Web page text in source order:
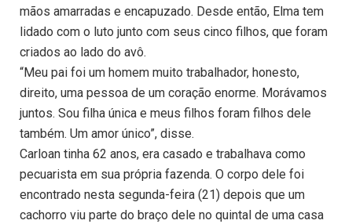
mãos amarradas e encapuzado. Desde então, Elma tem
lidado com o luto junto com seus cinco filhos, que foram
criados ao lado do avô.
“Meu pai foi um homem muito trabalhador, honesto,
direito, uma pessoa de um coração enorme. Morávamos
juntos. Sou filha única e meus filhos foram filhos dele
também. Um amor único”, disse.
Carloan tinha 62 anos, era casado e trabalhava como
pecuarista em sua própria fazenda. O corpo dele foi
encontrado nesta segunda-feira (21) depois que um
cachorro viu parte do braço dele no quintal de uma casa